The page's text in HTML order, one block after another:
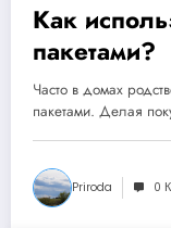
Как
пакетами?
Часто в домах
пакетами. Делая
Priroda 0